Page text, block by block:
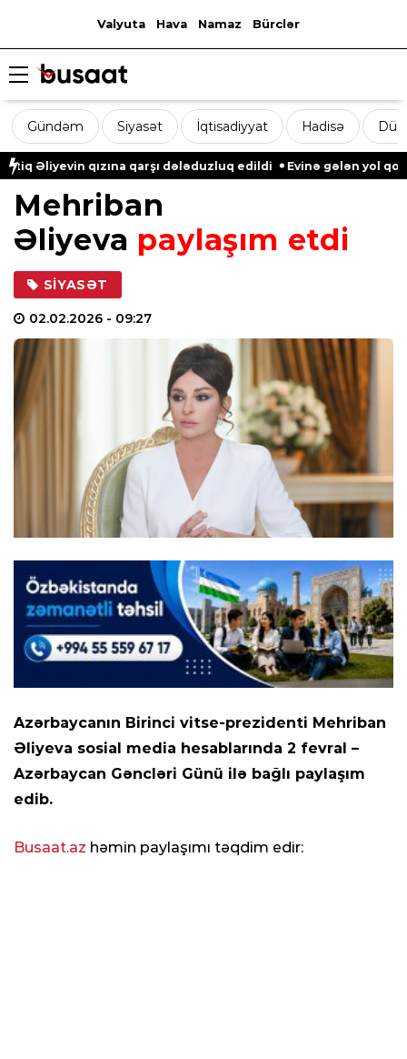
Valyuta Hava Namaz Bürclər
Gündəm Siyasət İqtisadiyyat Hadisə
qızına qarşı dələduzluq edildi Evinə gələn yol qonşusu
Mehriban
Əliyeva paylaşım etdi
SIYASƏT
02.02.2026 - 09:27
Azərbaycanın Birinci vitse-prezidenti Mehriban
Əliyeva sosial media hesablarında 2 fevral –
Azərbaycan Gəncləri Günü ilə bağlı paylaşım
edib.
Busaat.az həmin paylaşımı təqdim edir: